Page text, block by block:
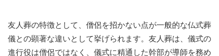
友人葬の特徴として、僧侶を招かない点が一般的な仏式葬
儀との顕著な違いとして挙げられます。友人葬は、儀式の
進行役は僧侶ではなく、儀式に精通した幹部が導師を務め